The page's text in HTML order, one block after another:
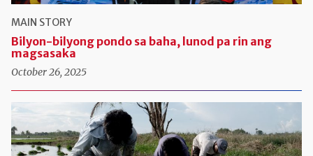
MAIN STORY
Bilyon-bilyong pondo sa baha, lunod pa rin ang
magsasaka
October 26, 2025